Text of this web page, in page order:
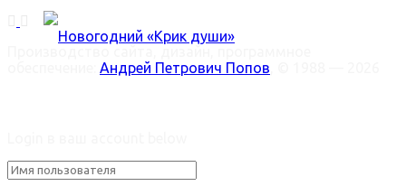
Trending Метки
Андрей Петрович Попов